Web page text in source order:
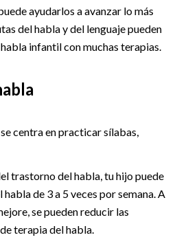
ayudarlos a avanzar lo más
del habla y del lenguaje pueden
infantil con muchas terapias.
centra en practicar sílabas,
trastorno del habla, tu hijo puede
de 3 a 5 veces por semana. A
se pueden reducir las
terapia del habla.